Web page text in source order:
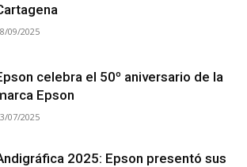
09/2025
celebra el 50º aniversario de la
Epson
07/2025
2025: Epson presentó sus